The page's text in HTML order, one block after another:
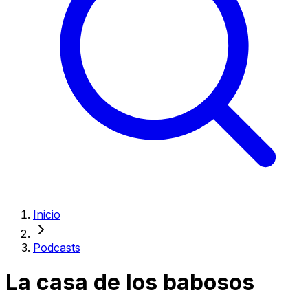
Inicio
Podcasts
La casa de los babosos